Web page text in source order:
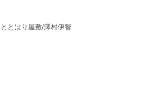
ととはり屋敷/澤村伊智